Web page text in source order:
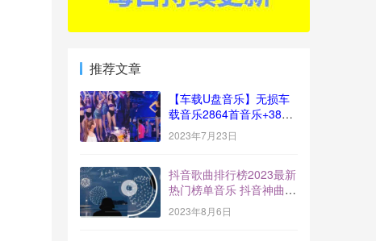
推荐文章
【车载U盘音乐】无损车
载音乐2864首音乐+383
视频[十倍音质]
2023年7月23日
抖音歌曲排行榜2023最新
热门榜单音乐 抖音神曲
BGM打包下载【2023-
7】
2023年8月6日